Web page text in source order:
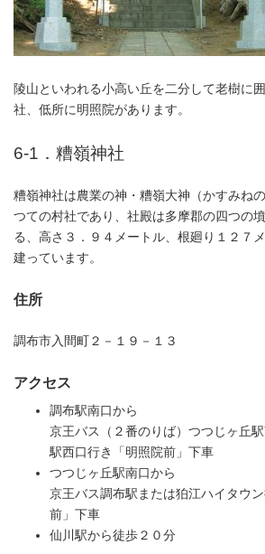
陵山といわれる小高い丘を二分して老樹に
社、低所に明照院があります。
6-1．糟嶺神社
糟嶺神社は農業の神・糟嶺大神（かすみね
つての村社であり、社殿は多摩郡の四つの
る、高さ３．９４メートル、根廻り１２７
建っています。
住所
調布市入間町２－１９－１３
アクセス
調布駅南口から
京王バス（２番のりば）つつじヶ丘
駅西口行き「明照院前」下車
つつじヶ丘駅南口から
京王バス調布駅または狛江ハイタウ
前」下車
仙川駅から徒歩２０分